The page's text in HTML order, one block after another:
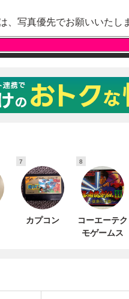
7
カプコン
8
コーエーテク
モゲームス